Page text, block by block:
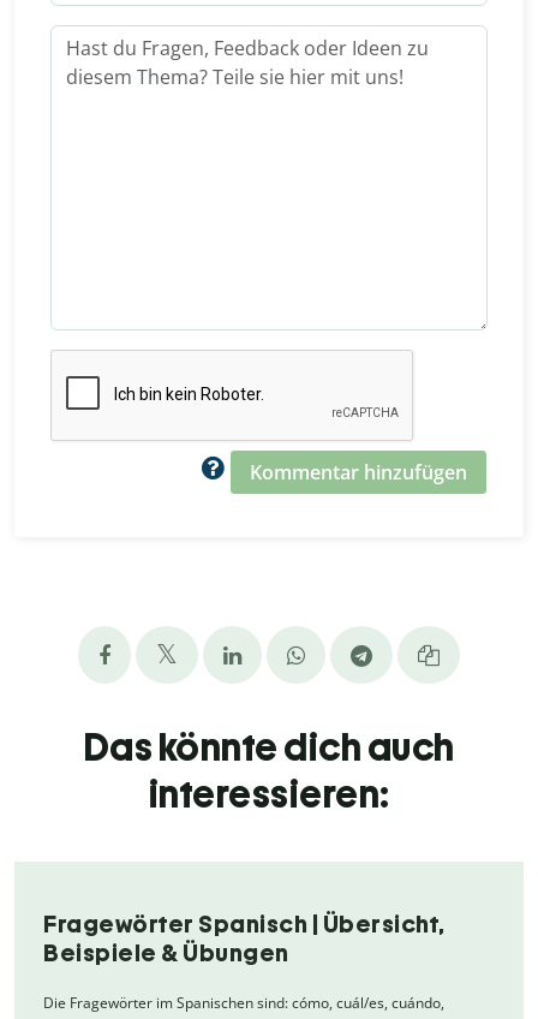
Kommentar hinzufügen
Das könnte dich auch
interessieren:
Fragewörter Spanisch | Übersicht,
Beispiele & Übungen
Die Fragewörter im Spanischen sind: cómo, cuál/es, cuándo,